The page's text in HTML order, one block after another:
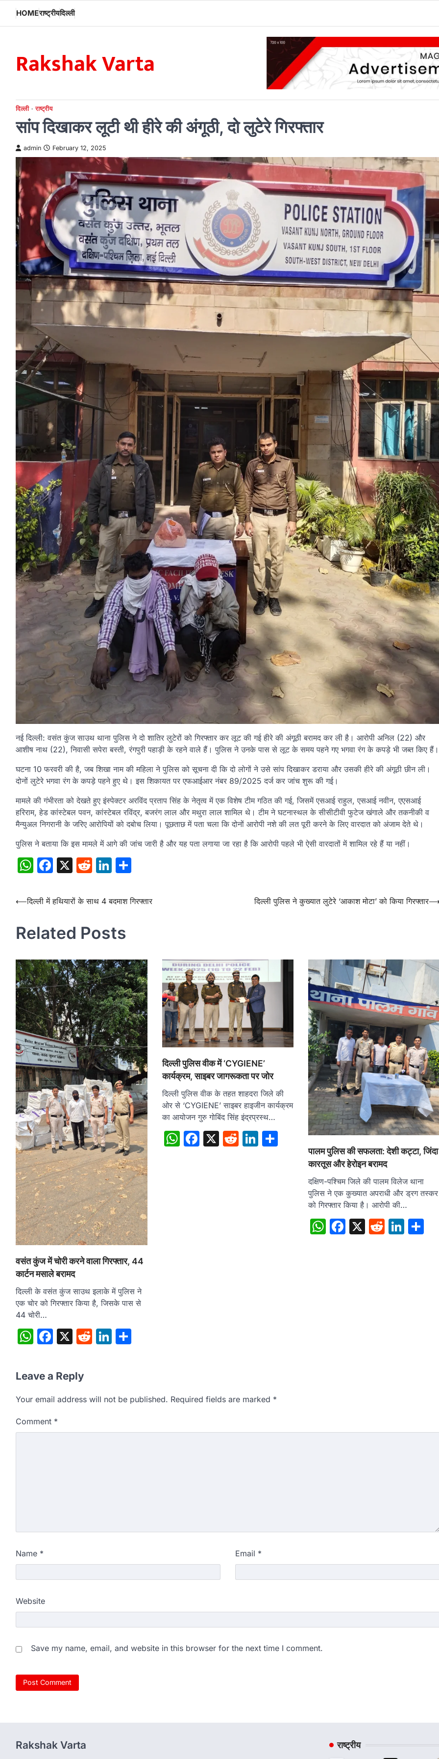
content
HOMEराष्ट्रीयदिल्ली
Rakshak Varta
दिल्ली राष्ट्रीय
सांप दिखाकर लूटी थी हीरे की अंगूठी, दो लुटेरे गिरफ्तार
admin February 12, 2025
नई दिल्ली: वसंत कुंज साउथ थाना पुलिस ने दो शातिर लुटेरों को गिरफ्तार कर लूट की गई हीरे की अंगूठी बरामद कर ली है। आरोपी अनिल (22) और
आशीष नाथ (22), निवासी सपेरा बस्ती, रंगपुरी पहाड़ी के रहने वाले हैं। पुलिस ने उनके पास से लूट के समय पहने गए भगवा रंग के कपड़े भी जब्त किए हैं।
घटना 10 फरवरी की है, जब शिखा नाम की महिला ने पुलिस को सूचना दी कि दो लोगों ने उसे सांप दिखाकर डराया और उसकी हीरे की अंगूठी छीन ली।
दोनों लुटेरे भगवा रंग के कपड़े पहने हुए थे। इस शिकायत पर एफआईआर नंबर 89/2025 दर्ज कर जांच शुरू की गई।
मामले की गंभीरता को देखते हुए इंस्पेक्टर अरविंद प्रताप सिंह के नेतृत्व में एक विशेष टीम गठित की गई, जिसमें एसआई राहुल, एसआई नवीन, एएसआई
हरिराम, हेड कांस्टेबल पवन, कांस्टेबल रविंद्र, बजरंग लाल और मथुरा लाल शामिल थे। टीम ने घटनास्थल के सीसीटीवी फुटेज खंगाले और तकनीकी व
मैन्युअल निगरानी के जरिए आरोपियों को दबोच लिया। पूछताछ में पता चला कि दोनों आरोपी नशे की लत पूरी करने के लिए वारदात को अंजाम देते थे।
पुलिस ने बताया कि इस मामले में आगे की जांच जारी है और यह पता लगाया जा रहा है कि आरोपी पहले भी ऐसी वारदातों में शामिल रहे हैं या नहीं।
WhatsApp
Facebook
X RedditLinkedIn
Post
⟵दिल्ली में हथियारों के साथ 4 बदमाश गिरफ्तार दिल्ली पुलिस ने कुख्यात लुटेरे ‘आकाश मोटा’ को किया गिरफ्तार
Related Posts
वसंत कुंज में चोरी करने वाला गिरफ्तार, 44
कार्टन मसाले बरामद
दिल्ली के वसंत कुंज साउथ इलाके में पुलिस ने
एक चोर को गिरफ्तार किया है, जिसके पास से
44 चोरी…
WhatsApp
Facebook
X RedditLinkedIn
दिल्ली पुलिस वीक में ‘CYGIENE’
कार्यक्रम, साइबर जागरूकता पर जोर
दिल्ली पुलिस वीक के तहत शाहदरा जिले की
ओर से ‘CYGIENE’ साइबर हाइजीन कार्यक्रम
का आयोजन गुरु गोबिंद सिंह इंद्रप्रस्थ…
WhatsApp
Facebook
X RedditLinkedIn
Share
पालम पुलिस की सफलता: देशी कट्टा, जिंदा
कारतूस और हेरोइन बरामद
दक्षिण-पश्चिम जिले की पालम विलेज थाना
पुलिस ने एक कुख्यात अपराधी और ड्रग तस्कर
को गिरफ्तार किया है। आरोपी की…
WhatsApp
Facebook
X Reddit
Leave a Reply
Your email address will not be published. Required fields are marked *
Comment *
Name * Email *
Website
Save my name, email, and website in this browser for the next time I comment.
Rakshak Varta राष्ट्रीय